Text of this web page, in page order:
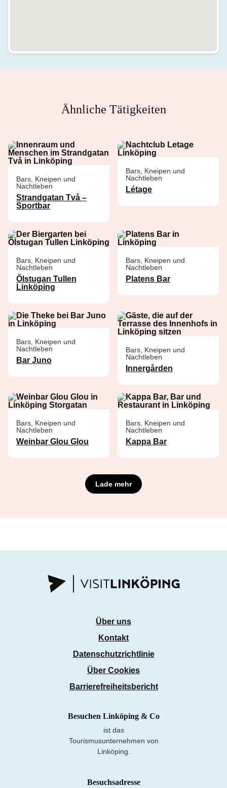
Ähnliche Tätigkeiten
Bars, Kneipen und
Nachtleben
Strandgatan Två –
Sportbar
Bars, Kneipen und
Nachtleben
Létage
Bars, Kneipen und
Nachtleben
Ölstugan Tullen
Linköping
Bars, Kneipen und
Nachtleben
Platens Bar
Bars, Kneipen und
Nachtleben
Bar Juno
Bars, Kneipen und
Nachtleben
Innergården
Bars, Kneipen und
Nachtleben
Weinbar Glou Glou
Bars, Kneipen und
Nachtleben
Kappa Bar
Lade mehr
Über uns
Kontakt
Datenschutzrichtlinie
Über Cookies
Barrierefreiheitsbericht
Besuchen Linköping & Co
ist das
Tourismusunternehmen von
Linköping.
Besuchsadresse